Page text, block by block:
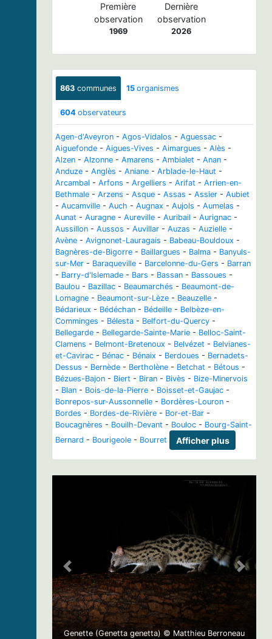
Première
observation
1969
Dernière
observation
2026
863 communes 15 organismes
604 observateurs
Agen-d'Aveyron - Agos-Vidalos - Aguessac -
Aiguefonde - Aigues-Vives - Aimargues - Alès -
Alzen - Alzonne - Amarens - Ambialet - Anan -
Anduze - Anglès - Aniane - Arblade-le-Haut -
Arcambal - Arfons - Argelliers - Arifat - Arrien-en-
Bethmale - Arzens - Asque - Assas - Assier - Aubiet
- Aucamville - Auch - Augnax - Aujols - Aumelas -
Aunat - Auragne - Aureville - Auribail - Aurignac -
Aussillon - Aussos - Auvillar - Auzas - Auzielle -
Avène - Avignonet-Lauragais - Babeau-Bouldoux -
Bagnères-de-Bigorre - Baillargues - Balma - Banyuls-
sur-Mer - Baraqueville - Barcelonne-du-Gers - Barran
- Barry-d'Islemade - Bars - Bassan - Bassoues -
Baulou - Bazillac - Beaumarchés - Beaumont-de-
Lomagne - Beaumont-sur-Lèze - Beauzelle -
Bédarieux - Bédéchan - Bédeille - Belbèze-en-
Comminges - Bélesta - Belfort-du-Quercy -
Bellegarde - Bellegarde-Sainte-Marie - Belloc-Saint-
Clamens - Belmont-Bretenoux - Belvézet - Belvianes-
et-Cavirac - Bénac - Bénaix - Berdoues - Bernadets-
Dessus - Bernède - Bertholène - Betchat - Bétous -
Bézues-Bajon - Biert - Biran - Bivès - Bize-Minervois
- Blan - Bois-de-la-Pierre - Boisset-et-Gaujac -
Bonrepos-sur-Aussonnelle - Bordères-Louron -
Bordes - Bordes-de-Rivière - Bor-et-Bar -
Boucagnères - Bouilh-Devant - Bouloc - Bourg-Saint-
Bernard - Bourigeole - Bourret Afficher plus
Genette (Genetta genetta) © Matthieu Berroneau
Previous Next